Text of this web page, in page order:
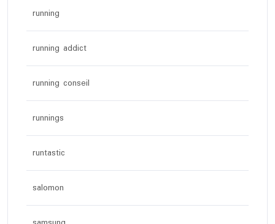
running
running addict
running conseil
runnings
runtastic
salomon